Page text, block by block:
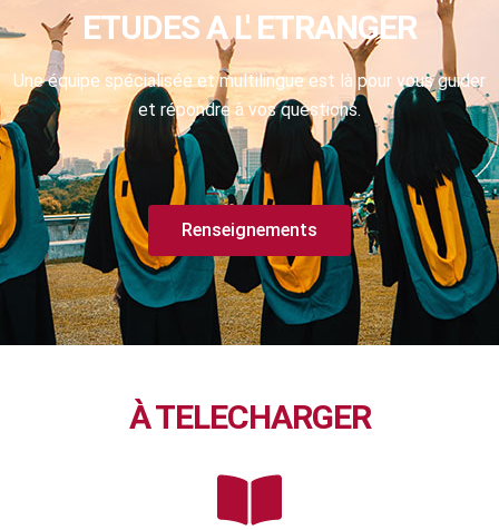
ETUDES A L' ETRANGER
Une équipe spécialisée et multilingue est là pour vous guider
et répondre à vos questions.
Renseignements
À TELECHARGER